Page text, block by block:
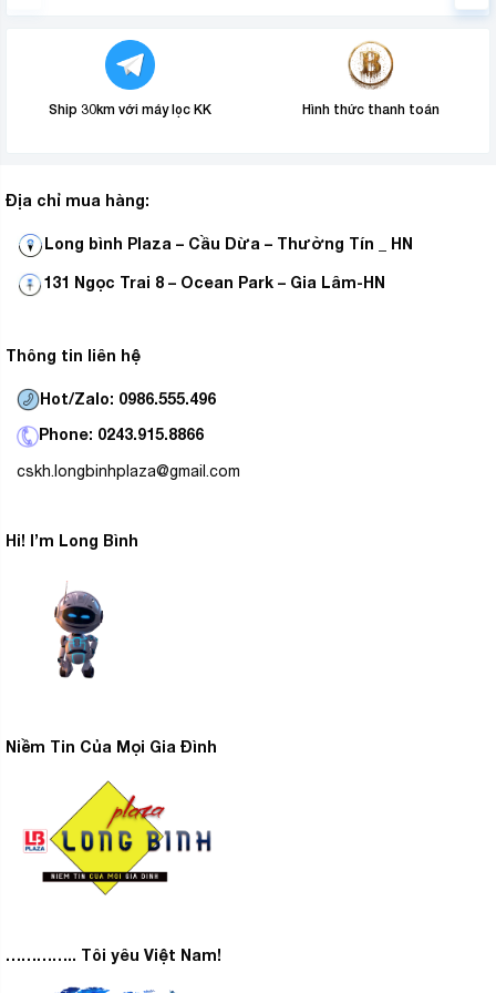
Ship 30km với máy lọc KK Hình thức thanh toán
Địa chỉ mua hàng:
Long bình Plaza – Cầu Dừa – Thường Tín _ HN
131 Ngọc Trai 8 – Ocean Park – Gia Lâm-HN
Thông tin liên hệ
Hot/Zalo: 0986.555.496
Phone: 0243.915.8866
cskh.longbinhplaza@gmail.com
Hi! I’m Long Bình
Niềm Tin Của Mọi Gia Đình
………….. Tôi yêu Việt Nam!